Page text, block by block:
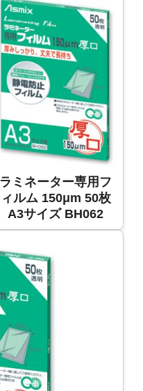
ラミネーター専用フ
ィルム 150μm 50枚
A3サイズ BH062